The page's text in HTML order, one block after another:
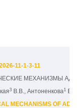
11-1-3-11
МЕХАНИЗМЫ
3 В.В., Антоненкова1
MECHANISMS OF